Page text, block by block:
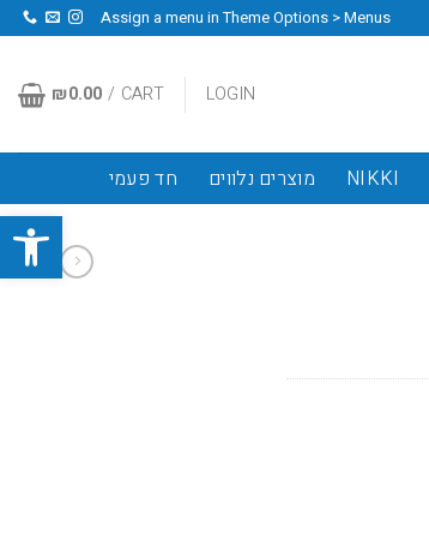
פתח
Assign a menu in Theme Options > Menus
LOGIN
CART /
₪0.00
NIKKI מוצרים נלווים חד פעמי